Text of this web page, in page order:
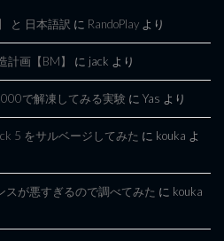
と 日本語訳 に RandoPlay より
画【BM】 に jack より
で解凍してみる実験 に Yas より
5 をサルベージしてみた に kouka よ
スが悪すぎるので調べてみた に kouka